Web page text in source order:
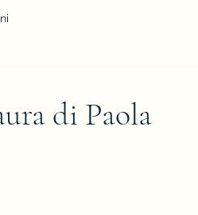
di Paola